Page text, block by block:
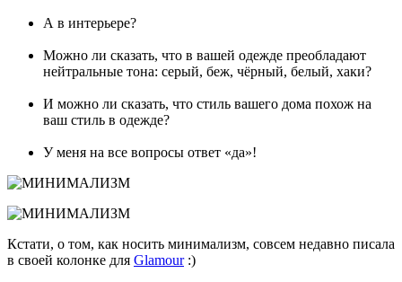
А в интерьере?
Можно ли сказать, что в вашей одежде преобладают
нейтральные тона: серый, беж, чёрный, белый, хаки?
И можно ли сказать, что стиль вашего дома похож на
ваш стиль в одежде?
У меня на все вопросы ответ «да»!
Кстати, о том, как носить минимализм, совсем недавно писала
в своей колонке для Glamour:)